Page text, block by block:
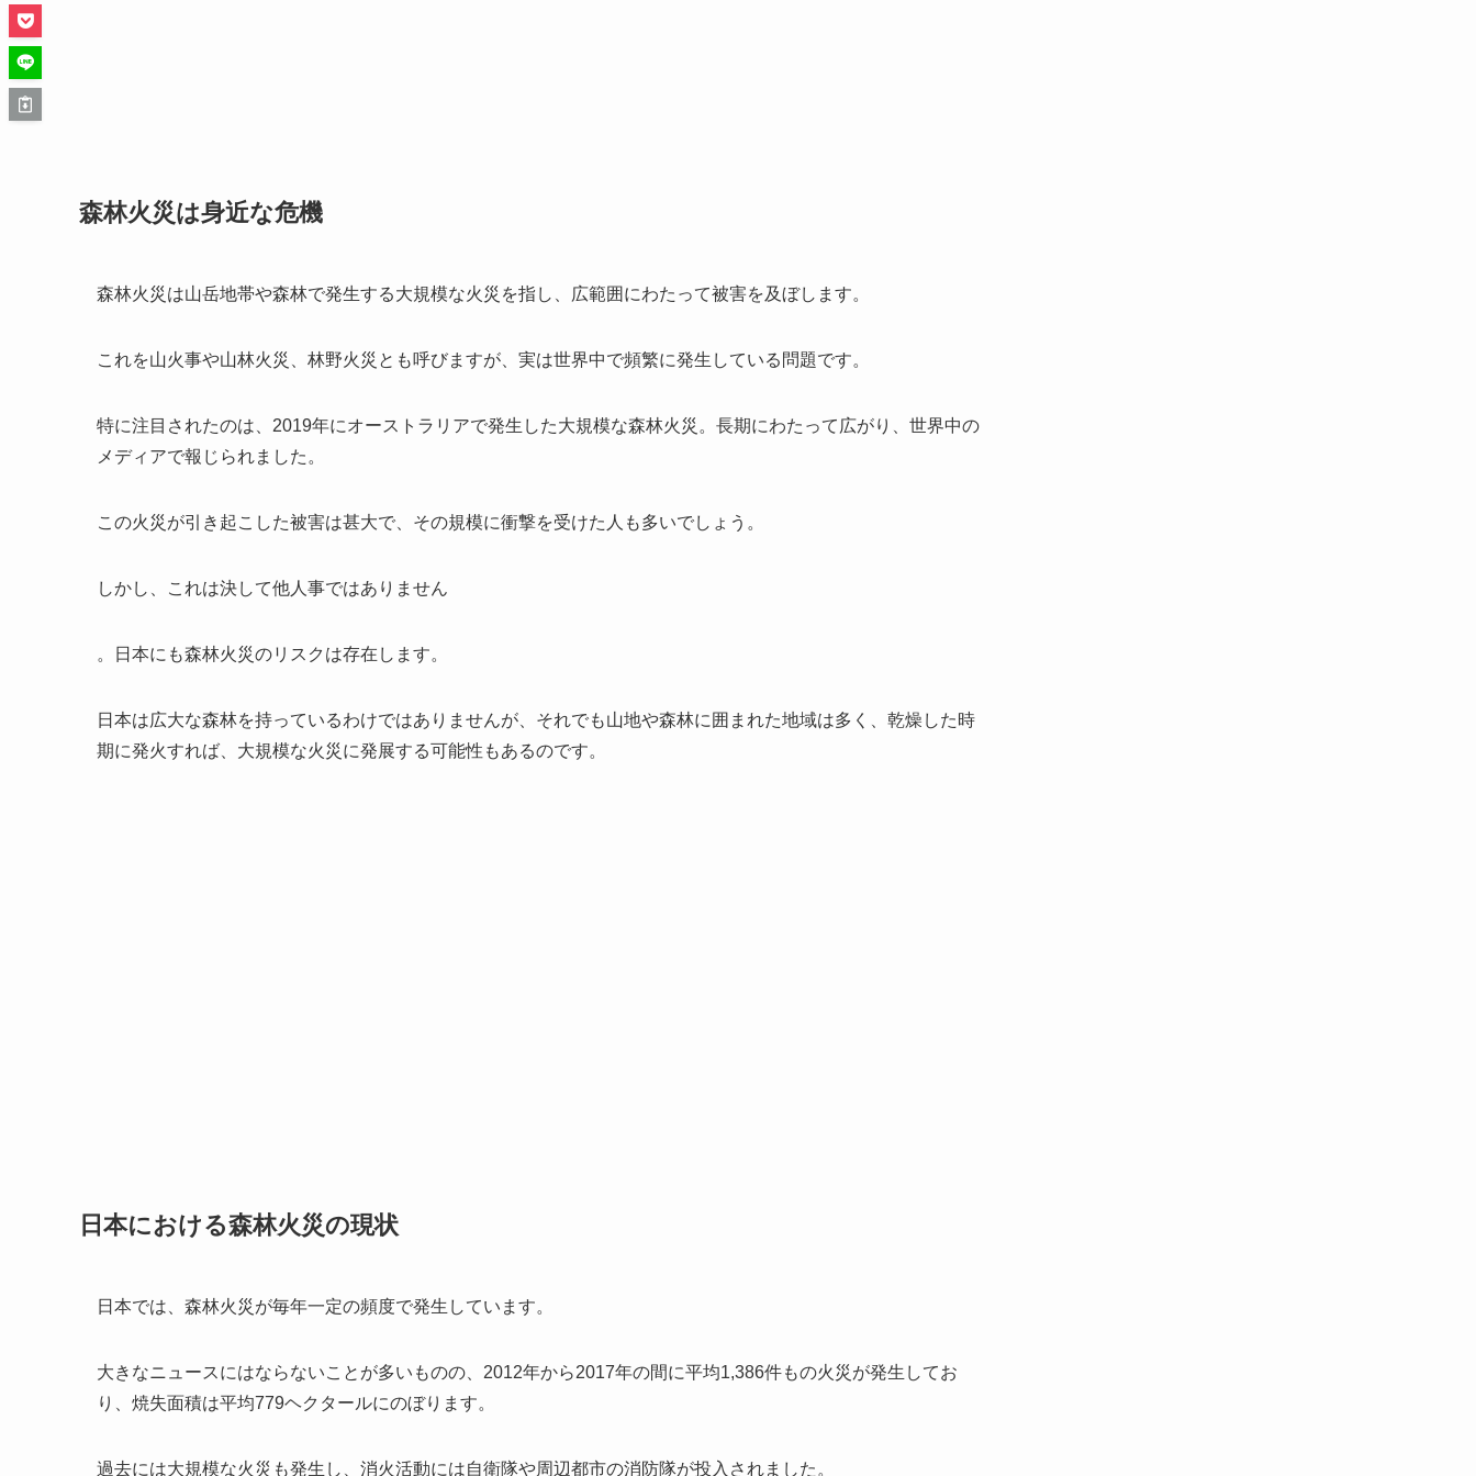
森林火災は身近な危機
森林火災は山岳地帯や森林で発生する大規模な火災を指し、広範囲にわたって被害を及ぼします。
これを山火事や山林火災、林野火災とも呼びますが、実は世界中で頻繁に発生している問題です。
特に注目されたのは、2019年にオーストラリアで発生した大規模な森林火災。長期にわたって広がり、世界中の
メディアで報じられました。
この火災が引き起こした被害は甚大で、その規模に衝撃を受けた人も多いでしょう。
しかし、これは決して他人事ではありません
。日本にも森林火災のリスクは存在します。
日本は広大な森林を持っているわけではありませんが、それでも山地や森林に囲まれた地域は多く、乾燥した時
期に発火すれば、大規模な火災に発展する可能性もあるのです。
日本における森林火災の現状
日本では、森林火災が毎年一定の頻度で発生しています。
大きなニュースにはならないことが多いものの、2012年から2017年の間に平均1,386件もの火災が発生してお
り、焼失面積は平均779ヘクタールにのぼります。
過去には大規模な火災も発生し、消火活動には自衛隊や周辺都市の消防隊が投入されました。